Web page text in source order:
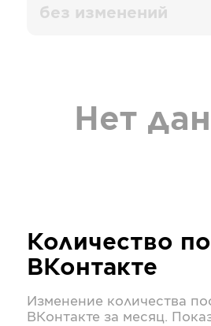
без изменений
Нет
Количество
ВКонтакте
Изменение количества
ВКонтакте за месяц.